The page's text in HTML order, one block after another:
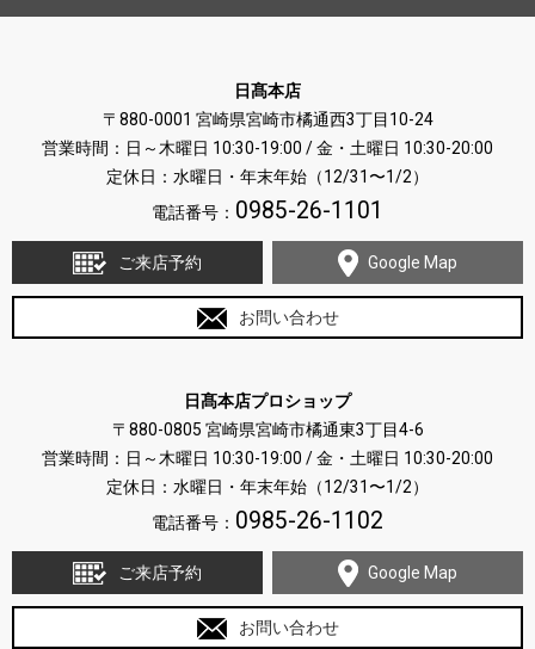
日髙本店
〒880-0001 宮崎県宮崎市橘通西3丁目10-24
営業時間：日～木曜日 10:30-19:00 / 金・土曜日 10:30-20:00
定休日：水曜日・年末年始（12/31〜1/2）
電話番号： 0985-26-1101
ご来店予約 Google Map
お問い合わせ
日髙本店プロショップ
〒880-0805 宮崎県宮崎市橘通東3丁目4-6
営業時間：日～木曜日 10:30-19:00 / 金・土曜日 10:30-20:00
定休日：水曜日・年末年始（12/31〜1/2）
電話番号： 0985-26-1102
ご来店予約 Google Map
お問い合わせ